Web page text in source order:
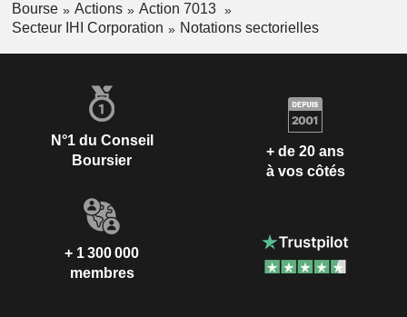
Bourse Actions
Action 7013
Secteur IHI Corporation
Notations sectorielles
N°1 du Conseil
Boursier
+ de 20 ans
à vos côtés
+ 1 300 000
membres